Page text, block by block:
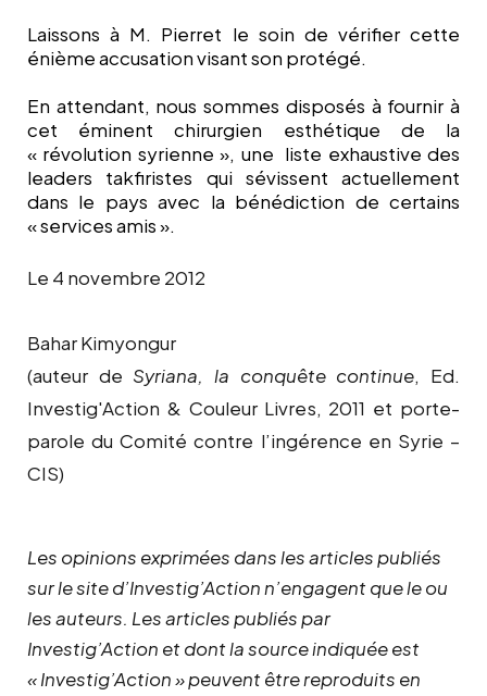
Laissons à M. Pierret le soin de vérifier cette
énième accusation visant son protégé.
En attendant, nous sommes disposés à fournir à
cet éminent chirurgien esthétique de la
« révolution syrienne », une liste exhaustive des
leaders takfiristes qui sévissent actuellement
dans le pays avec la bénédiction de certains
« services amis ».
Le 4 novembre 2012
Bahar Kimyongur
(auteur de Syriana, la conquête continue, Ed.
Investig'Action & Couleur Livres, 2011 et porte-
parole du Comité contre l’ingérence en Syrie –
CIS)
Les opinions exprimées dans les articles publiés
sur le site d’Investig’Action n’engagent que le ou
les auteurs. Les articles publiés par
Investig’Action et dont la source indiquée est
« Investig’Action » peuvent être reproduits en